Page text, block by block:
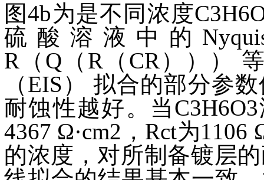
图4b为是不同浓度
硫酸溶液中的
R（Q（R（CR）））
（EIS） 拟合的部分参
耐蚀性越好。当
4367 Ω·cm2，Rct为
的浓度，对所制备镀层